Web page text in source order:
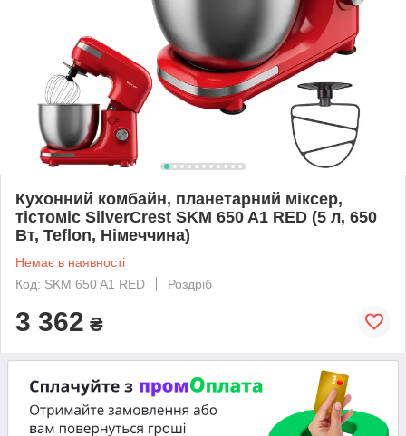
Кухонний комбайн, планетарний міксер,
тістоміс SilverCrest SKM 650 A1 RED (5 л, 650
Вт, Teflon, Німеччина)
Немає в наявності
Код: SKM 650 A1 RED
Роздріб
3 362 ₴